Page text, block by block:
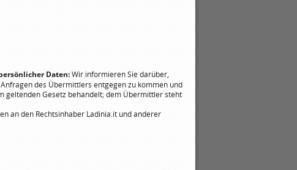
Daten:Wir informieren Sie darüber,
des Übermittlers entgegen zu kommen und
geltenden Gesetz behandelt; dem Übermittler steht
an den Rechtsinhaber Ladinia.it und anderer